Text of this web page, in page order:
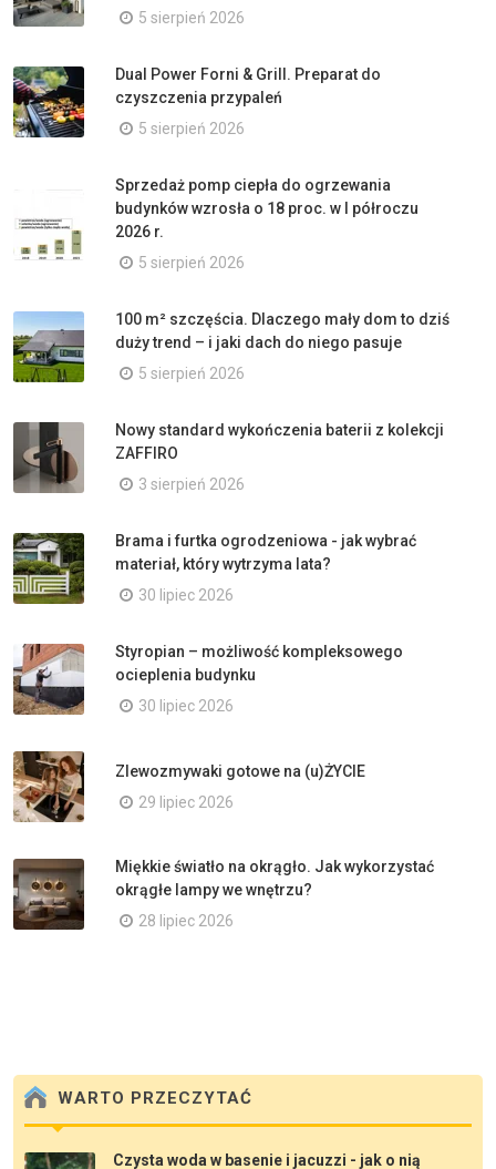
5 sierpień 2026
Dual Power Forni & Grill. Preparat do
czyszczenia przypaleń
5 sierpień 2026
Sprzedaż pomp ciepła do ogrzewania
budynków wzrosła o 18 proc. w I półroczu
2026 r.
5 sierpień 2026
100 m² szczęścia. Dlaczego mały dom to dziś
duży trend – i jaki dach do niego pasuje
5 sierpień 2026
Nowy standard wykończenia baterii z kolekcji
ZAFFIRO
3 sierpień 2026
Brama i furtka ogrodzeniowa - jak wybrać
materiał, który wytrzyma lata?
30 lipiec 2026
Styropian – możliwość kompleksowego
ocieplenia budynku
30 lipiec 2026
Zlewozmywaki gotowe na (u)ŻYCIE
29 lipiec 2026
Miękkie światło na okrągło. Jak wykorzystać
okrągłe lampy we wnętrzu?
28 lipiec 2026
WARTO PRZECZYTAĆ
Czysta woda w basenie i jacuzzi - jak o nią